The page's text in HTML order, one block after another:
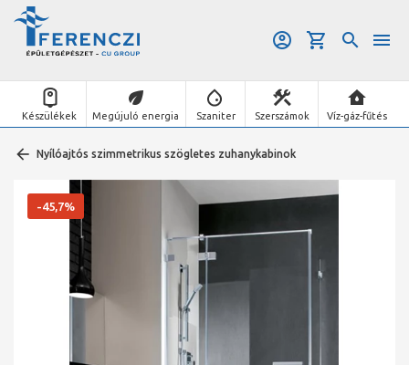
Készülékek Megújuló energia Szaniter Szerszámok Víz-gáz-fűtés
Nyílóajtós szimmetrikus szögletes zuhanykabinok
-45,7%